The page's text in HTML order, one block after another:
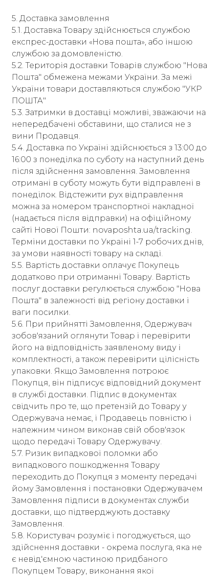
5. Доставка замовлення
5.1. Доставка Товару здійснюється службою
експрес-доставки «Нова пошта», або іншою
службою за домовленістю.
5.2. Територія доставки Товарів службою "Нова
Пошта" обмежена межами України. За межі
України товари доставляються службою "УКР
ПОШТА"
5.3. Затримки в доставці можливі, зважаючи на
непередбачені обставини, що сталися не з
вини Продавця.
5.4. Доставка по Україні здійснюється з 13:00 до
16:00 з понеділка по суботу на наступний день
після здійснення замовлення. Замовлення
отримані в суботу можуть бути відправлені в
понеділок. Відстежити рух відправлення
можна за номером транспортної накладної
(надається після відправки) на офіційному
сайті Нової Пошти: novaposhta.ua/tracking.
Терміни доставки по Україні 1-7 робочих днів,
за умови наявності товару на складі.
5.5. Вартість доставки оплачує Покупець
додатково при отриманні Товару. Вартість
послуг доставки регулюється службою "Нова
Пошта" в залежності від регіону доставки і
ваги посилки.
5.6. При прийнятті Замовлення, Одержувач
зобов'язаний оглянути Товар і перевірити
його на відповідність заявленому виду і
комплектності, а також перевірити цілісність
упаковки. Якщо Замовлення потроює
Покупця, він підписує відповідний документ
в службі доставки. Підпис в документах
свідчить про те, що претензій до Товару у
Одержувача немає, і Продавець повністю і
належним чином виконав свій обов'язок
щодо передачі Товару Одержувачу.
5.7. Ризик випадкової поломки або
випадкового пошкодження Товару
переходить до Покупця з моменту передачі
йому Замовлення і постановки Одержувачем
Замовлення підписи в документах служби
доставки, що підтверджують доставку
Замовлення.
5.8. Користувач розуміє і погоджується, що
здійснення доставки - окрема послуга, яка не
є невід'ємною частиною придбаного
Покупцем Товару, виконання якої